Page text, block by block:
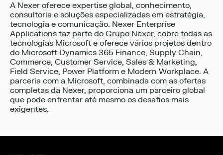
A Nexer oferece expertise global, conhecimento,
consultoria e soluções especializadas em estratégia,
tecnologia e comunicação. Nexer Enterprise
Applications faz parte do Grupo Nexer, cobre todas as
tecnologias Microsoft e oferece vários projetos dentro
do Microsoft Dynamics 365 Finance, Supply Chain,
Commerce, Customer Service, Sales & Marketing,
Field Service, Power Platform e Modern Workplace. A
parceria com a Microsoft, combinada com as ofertas
completas da Nexer, proporciona um parceiro global
que pode enfrentar até mesmo os desafios mais
exigentes.